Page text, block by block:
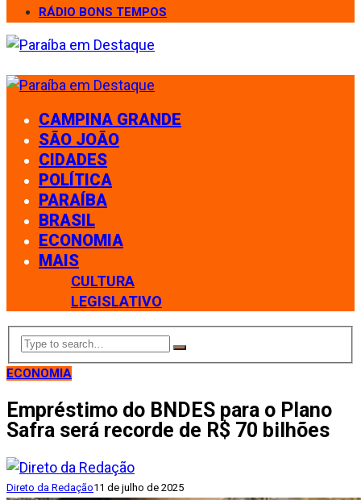
RÁDIO BONS TEMPOS
CAMPINA GRANDE
SÃO JOÃO
CIDADES
POLÍTICA
PARAÍBA
BRASIL
ECONOMIA
MAIS
CULTURA
LEGISLATIVO
ECONOMIA
Empréstimo do BNDES para o Plano
Safra será recorde de R$ 70 bilhões
Direto da Redação11 de julho de 2025